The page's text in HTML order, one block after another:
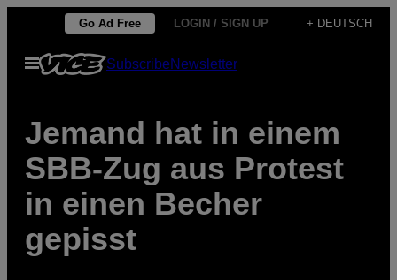
content
Go Ad Free LOGIN / SIGN UP + DEUTSCH
Open
Menu
SubscribeNewsletter
Jemand hat in einem
SBB-Zug aus Protest
in einen Becher
gepisst